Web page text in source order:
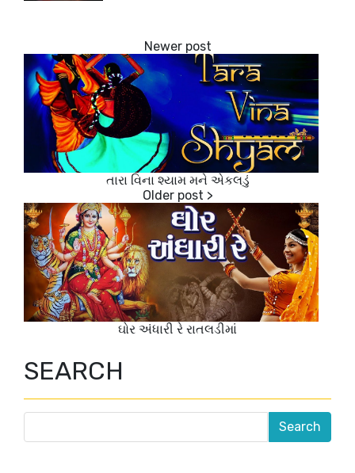
તારા વિના શ્યામ મને એકલડું
ઘોર અંધારી રે રાતલડીમાં
SEARCH